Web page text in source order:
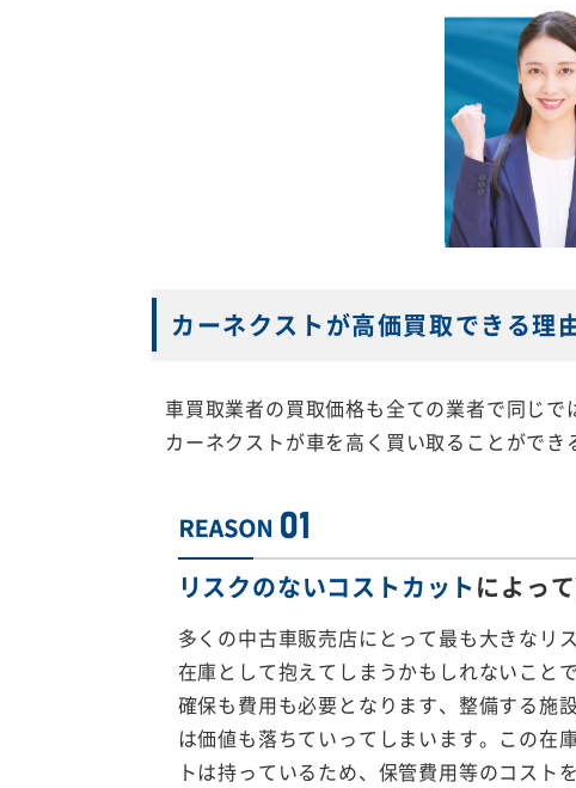
カーネクストが高価買取できる理
車買取業者の買取価格も全ての業者で同じ
カーネクストが車を高く買い取ることができ
リスクのないコストカットによって
多くの中古車販売店にとって最も大きなリ
在庫として抱えてしまうかもしれないこと
確保も費用も必要となります、整備する施
は価値も落ちていってしまいます。この在
トは持っているため、保管費用等のコスト